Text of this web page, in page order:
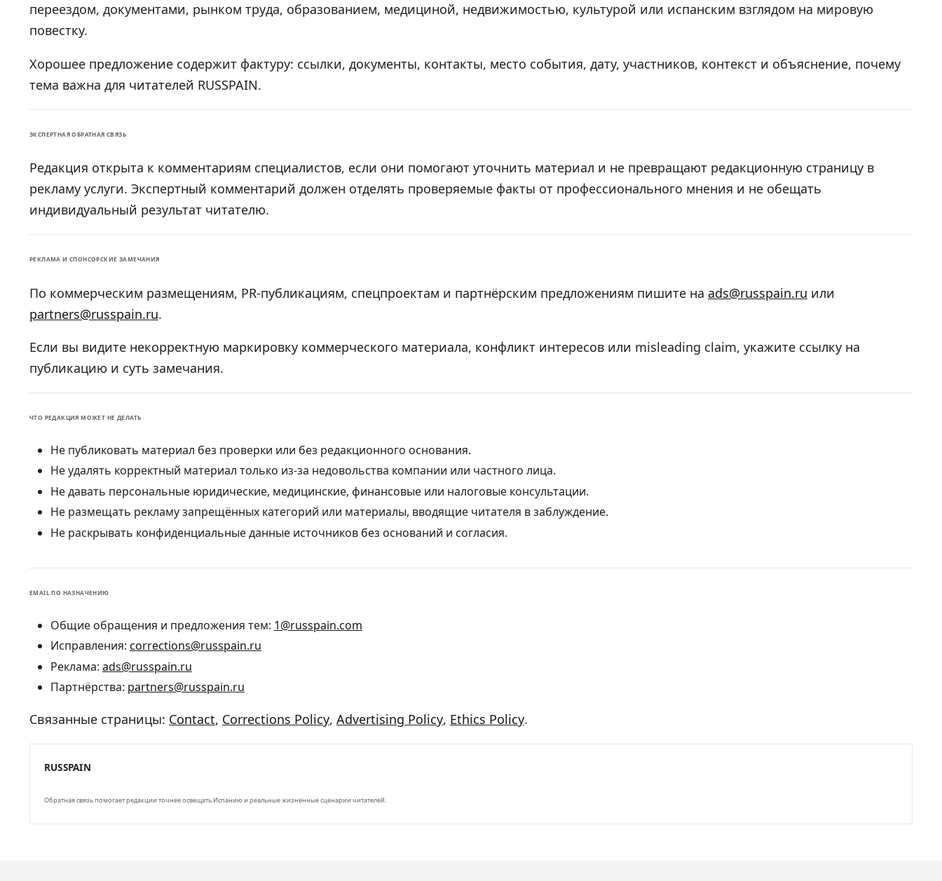
переездом, документами, рынком труда, образованием, медициной, недвижимостью, культурой или испанским взглядом на мировую
повестку.
Хорошее предложение содержит фактуру: ссылки, документы, контакты, место события, дату, участников, контекст и объяснение, почему
тема важна для читателей RUSSPAIN.
ЭКСПЕРТНАЯ ОБРАТНАЯ СВЯЗЬ
Редакция открыта к комментариям специалистов, если они помогают уточнить материал и не превращают редакционную страницу в
рекламу услуги. Экспертный комментарий должен отделять проверяемые факты от профессионального мнения и не обещать
индивидуальный результат читателю.
РЕКЛАМА И СПОНСОРСКИЕ ЗАМЕЧАНИЯ
По коммерческим размещениям, PR-публикациям, спецпроектам и партнёрским предложениям пишите на ads@russpain.ru или
partners@russpain.ru.
Если вы видите некорректную маркировку коммерческого материала, конфликт интересов или misleading claim, укажите ссылку на
публикацию и суть замечания.
ЧТО РЕДАКЦИЯ МОЖЕТ НЕ ДЕЛАТЬ
Не публиковать материал без проверки или без редакционного основания.
Не удалять корректный материал только из-за недовольства компании или частного лица.
Не давать персональные юридические, медицинские, финансовые или налоговые консультации.
Не размещать рекламу запрещённых категорий или материалы, вводящие читателя в заблуждение.
Не раскрывать конфиденциальные данные источников без оснований и согласия.
EMAIL ПО НАЗНАЧЕНИЮ
Общие обращения и предложения тем: 1@russpain.com
Исправления: corrections@russpain.ru
Реклама: ads@russpain.ru
Партнёрства: partners@russpain.ru
Связанные страницы: Contact, Corrections Policy, Advertising Policy, Ethics Policy.
RUSSPAIN
Обратная связь помогает редакции точнее освещать Испанию и реальные жизненные сценарии читателей.